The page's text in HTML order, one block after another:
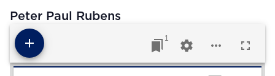
Peter Paul Rubens
1
Visualiseur Mirador